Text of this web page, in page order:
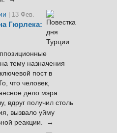
| 13 Фев.
Гюрлека:
тему назначения
пост в
что человек,
дело мэра
вдруг получил столь
вызвало уйму
реакции. →